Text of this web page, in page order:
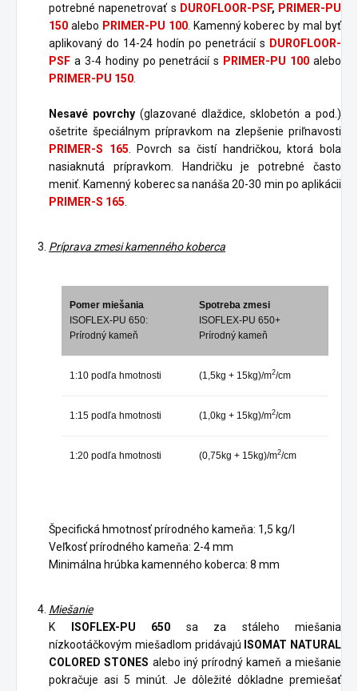
potrebné napenetrovať s DUROFLOOR-PSF, PRIMER-PU
150 alebo PRIMER-PU 100. Kamenný koberec by mal byť
aplikovaný do 14-24 hodín po penetrácií s DUROFLOOR-
PSF a 3-4 hodiny po penetrácií s PRIMER-PU 100alebo
PRIMER-PU 150
Nesavé povrchy (glazované dlaždice, sklobetón a pod.)
ošetrite špeciálnym prípravkom na zlepšenie priľnavosti
PRIMER-S 165 . Povrch sa čistí handričkou, ktorá bola
nasiaknutá prípravkom. Handričku je potrebné často
meniť. Kamenný koberec sa nanáša 20-30 min po aplikácii
PRIMER-S 165
Príprava zmesi kamenného koberca
Pomer miešania
ISOFLEX-PU 650:
Prírodný kameň
Spotreba zmesi
ISOFLEX-PU 650+
Prírodný kameň
1:10 podľa hmotnosti (1,5kg + 15kg)/m2/cm
1:15 podľa hmotnosti (1,0kg + 15kg)/m2/cm
1:20 podľa hmotnosti (0,75kg + 15kg)/m2/cm
Špecifická hmotnosť prírodného kameňa: 1,5 kg/l
Veľkosť prírodného kameňa: 2-4 mm
Minimálna hrúbka kamenného koberca: 8 mm
Miešanie
K
ISOFLEX-PU 650 sa za stáleho miešania
nízkootáčkovým miešadlom pridávajú ISOMAT NATURAL
COLORED STONES alebo iný prírodný kameň a miešanie
pokračuje asi 5 minút. Je dôležité dôkladne premiešať